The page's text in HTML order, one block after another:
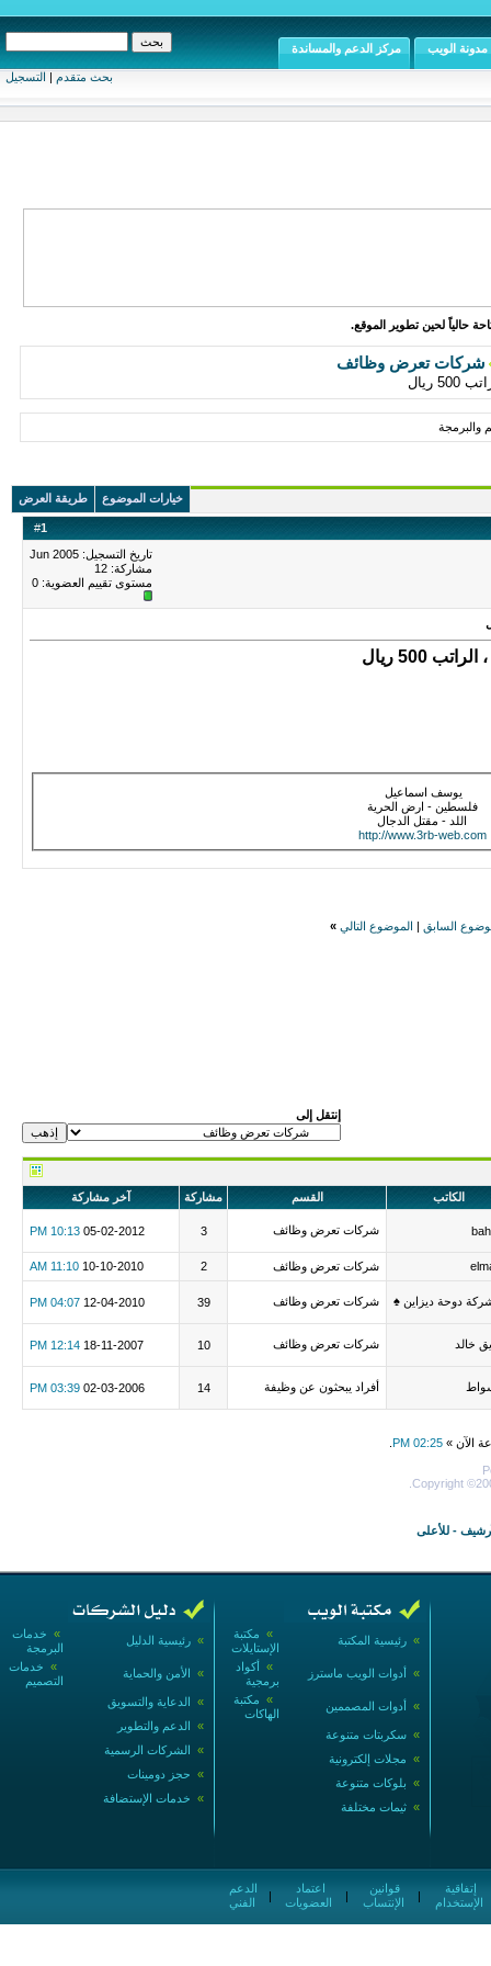
بحث متقدم | التسجيل
مدونة الويب مركز الدعم والمساندة
حالياً لحين تطوير الموقع.
شركات تعرض وظائف
ريال
والبرمجة
خيارات الموضوع طريقة العرض
#1
تاريخ التسجيل: Jun 2005
مشاركة: 12
مستوى تقييم العضوية: 0
ريال
يوسف اسماعيل
فلسطين - ارض الحرية
اللد - مقتل الدجال
http://www.3rb-web.com
السابق الموضوع التالي »
إنتقل إلى
الكاتب القسم مشاركة آخر مشاركة
شركات تعرض وظائف 3
05-02-2012
10:13 PM
شركات تعرض وظائف 2
10-10-2010
11:10 AM
دوحة ديزاين ♠ شركات تعرض وظائف 39
12-04-2010
04:07 PM
خالد شركات تعرض وظائف 10
18-11-2007
12:14 PM
أفراد يبحثون عن وظيفة 14
02-03-2006
03:39 PM
الآن » 02:25 PM
Copyright
- للأعلى
» خدمات
البرمجة
» رئيسية الدليل
» خدمات
التصميم
» الأمن والحماية
» الدعاية والتسويق
» الدعم والتطوير
» الشركات الرسمية
» حجز دومينات
» خدمات الإستضافة
» مكتبة
الإستايلات
» رئيسية المكتبة
» أكواد
برمجية
» أدوات الويب ماسترز
» مكتبة
الهاكات
» أدوات المصممين
» سكربتات متنوعة
» مجلات إلكترونية
» بلوكات متنوعة
» ثيمات مختلفة
الفني
|
العضويات
|
الإنتساب
|
الإستخدام